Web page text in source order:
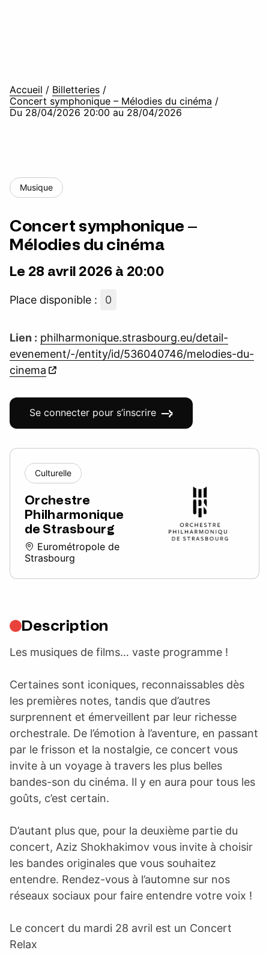
Accueil / Billetteries /
Concert symphonique – Mélodies du cinéma /
Du 28/04/2026 20:00 au 28/04/2026
Musique
Concert symphonique –
Mélodies du cinéma
Le 28 avril 2026 à 20:00
Place disponible : 0
Lien : philharmonique.strasbourg.eu/detail-
evenement/-/entity/id/536040746/melodies-du-
cinema
Se connecter pour s’inscrire
Culturelle
Orchestre
Philharmonique
de Strasbourg
Eurométropole de
Strasbourg
Description
Les musiques de films… vaste programme !
Certaines sont iconiques, reconnaissables dès
les premières notes, tandis que d’autres
surprennent et émerveillent par leur richesse
orchestrale. De l’émotion à l’aventure, en passant
par le frisson et la nostalgie, ce concert vous
invite à un voyage à travers les plus belles
bandes-son du cinéma. Il y en aura pour tous les
goûts, c’est certain.
D’autant plus que, pour la deuxième partie du
concert, Aziz Shokhakimov vous invite à choisir
les bandes originales que vous souhaitez
entendre. Rendez-vous à l’automne sur nos
réseaux sociaux pour faire entendre votre voix !
Le concert du mardi 28 avril est un Concert
Relax